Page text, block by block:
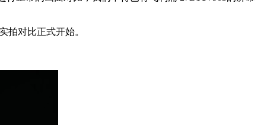
拍对比正式开始。